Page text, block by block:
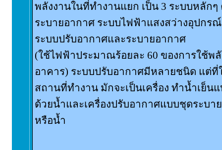
พลังงานในที่ทำงานแยก เป็น 3 ระบบหลัก
ระบายอากาศ ระบบไฟฟ้าแสงสว่างอุปกร
ระบบปรับอากาศและระบายอากาศ
(ใช้ไฟฟ้าประมาณร้อยละ 60 ของการใช้พ
อาคาร) ระบบปรับอากาศมีหลายชนิด แต่
สถานที่ทำงาน มักจะเป็นเครื่อง ทำน้ำเย็น
ด้วยน้ำและเครื่องปรับอากาศแบบชุดระบา
หรือน้ำ